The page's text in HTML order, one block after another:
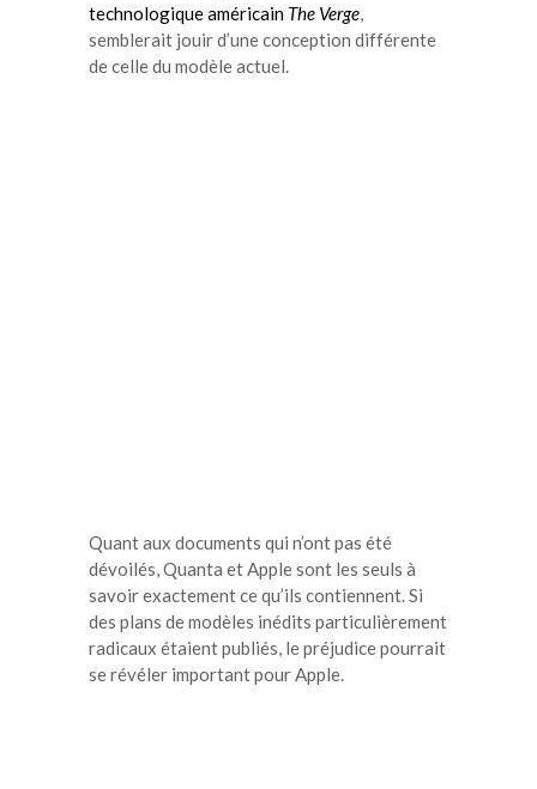
technologique américain The Verge
semblerait jouir d’une conception différente
de celle du modèle actuel.
Quant aux documents qui n’ont pas été
dévoilés, Quanta et Apple sont les seuls à
savoir exactement ce qu’ils contiennent. Si
des plans de modèles inédits particulièrement
radicaux étaient publiés, le préjudice pourrait
se révéler important pour Apple.